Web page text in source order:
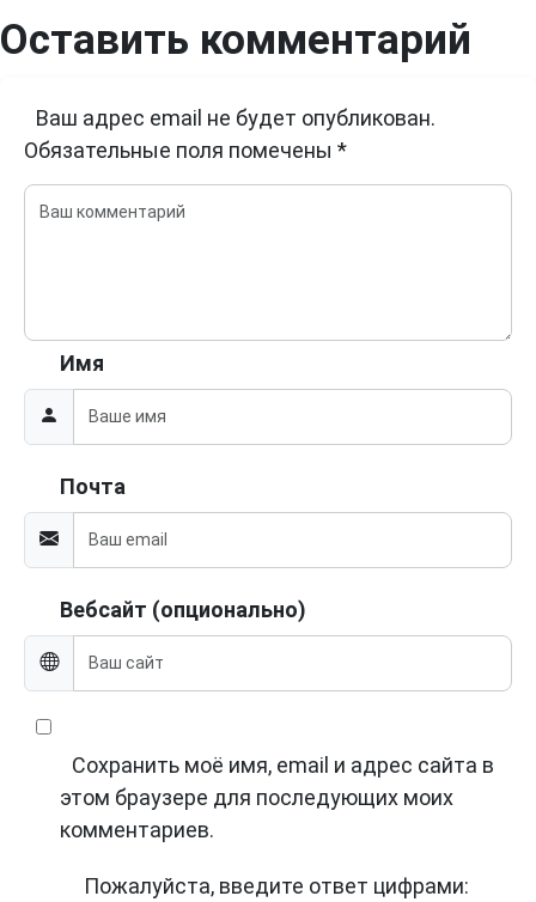
Оставить комментарий
Ваш адрес email не будет опубликован.
Обязательные поля помечены *
Имя
Почта
Вебсайт (опционально)
Сохранить моё имя, email и адрес сайта в
этом браузере для последующих моих
комментариев.
Пожалуйста, введите ответ цифрами: